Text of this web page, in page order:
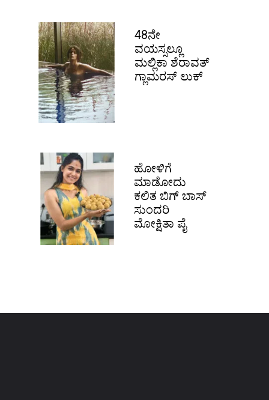
48ನೇ
ವಯಸ್ಸಲ್ಲೂ
ಮಲ್ಲಿಕಾ ಶೆರಾವತ್
ಗ್ಲಾಮರಸ್ ಲುಕ್
ಹೋಳಿಗೆ
ಮಾಡೋದು
ಕಲಿತ ಬಿಗ್​ ಬಾಸ್
ಸುಂದರಿ
ಮೋಕ್ಷಿತಾ ಪೈ